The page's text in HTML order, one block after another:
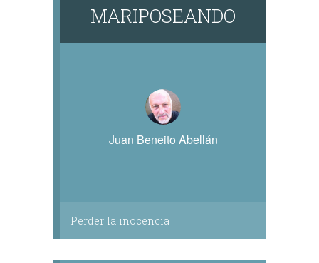
MARIPOSEANDO
Juan Beneito Abellán
Perder la inocencia